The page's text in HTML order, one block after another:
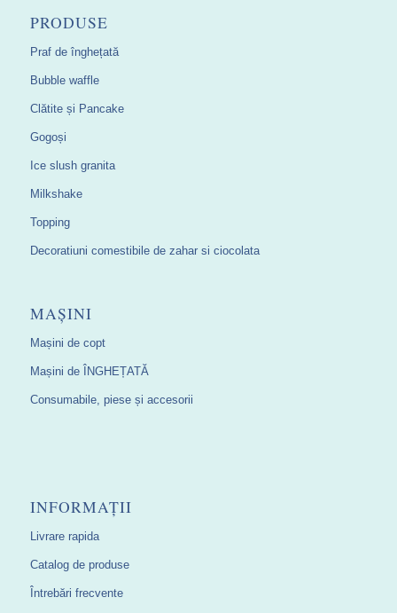
PRODUSE
Praf de înghețată
Bubble waffle
Clătite și Pancake
Gogoși
Ice slush granita
Milkshake
Topping
Decoratiuni comestibile de zahar si ciocolata
MAȘINI
Mașini de copt
Mașini de ÎNGHEȚATĂ
Consumabile, piese și accesorii
INFORMAȚII
Livrare rapida
Catalog de produse
Întrebări frecvente